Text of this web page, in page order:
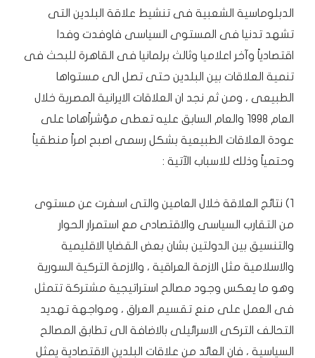
الدبلوماسية الشعبية فى تنشيط علاقة البلدين التى
تشهد تدنيا فى المستوى السياسى فاوفدت وفدا
اقتصادياً وآخر اعلاميا وثالث برلمانيا فى القاهرة للبحث فى
تنمية العلاقات بين البلدين حتى تصل الى مستواها
الطبيعى ، ومن ثم نجد ان العلاقات الايرانية المصرية خلال
العام 1998 والعام السابق عليه تعطى مؤشراًهاما على
عودة العلاقات الطبيعية بشكل رسمى اصبح امراً منطقياً
وحتمياً وذلك للاسباب الآتية :
1) نتائج العلاقة خلال العامين والتى اسفرت عن مستوى
من التقارب السياسى والاقتصادى مع استمرار الحوار
والتنسيق بين الدولتين بشان بعض القضايا الاقليمية
والاسلامية مثل الازمة العراقية ، والازمة التركية السورية
وهو ما يعكس وجود مصالح استراتيجية مشتركة تتمثل
فى العمل على منع تقسيم العراق ، ومواجهة تهديد
التحالف التركى الاسرائيلى بالاضافة الى تطابق المصالح
السياسية ، فان العائد من علاقات البلدين الاقتصادية يمثل